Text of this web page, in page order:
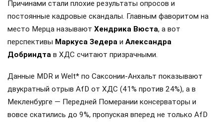
Причинами стали плохие результаты опросов и
постоянные кадровые скандалы. Главным фаворитом на
место Мерца называют Хендрика Вюста, а вот
перспективы Маркуса Зедера и Александра
Добриндта в ХДС считают призрачными.
Данные MDR и Welt* по Саксонии-Анхальт показывают
двукратный отрыв AfD от ХДС (41% против 24%), а в
Мекленбурге — Передней Померании консерваторы и
вовсе скатились до 9%, пропуская вперед не только AfD